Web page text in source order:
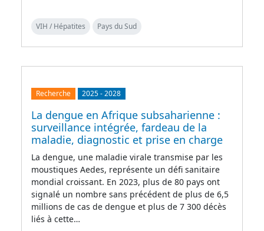
VIH / Hépatites Pays du Sud
Recherche 2025-2028
La dengue en Afrique subsaharienne :
surveillance intégrée, fardeau de la
maladie, diagnostic et prise en charge
La dengue, une maladie virale transmise par les
moustiques Aedes, représente un défi sanitaire
mondial croissant. En 2023, plus de 80 pays ont
signalé un nombre sans précédent de plus de 6,5
millions de cas de dengue et plus de 7 300 décès
liés à cette…